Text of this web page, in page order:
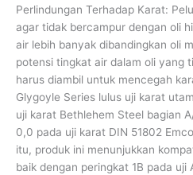
Perlindungan Terhadap Karat:
agar tidak bercampur dengan oli
air lebih banyak dibandingkan oli
potensi tingkat air dalam oli yang
harus diambil untuk mencegah
Glygoyle Series lulus uji karat
uji karat Bethlehem Steel bagian
0,0 pada uji karat DIN 51802
itu, produk ini menunjukkan
baik dengan peringkat 1B pada uji